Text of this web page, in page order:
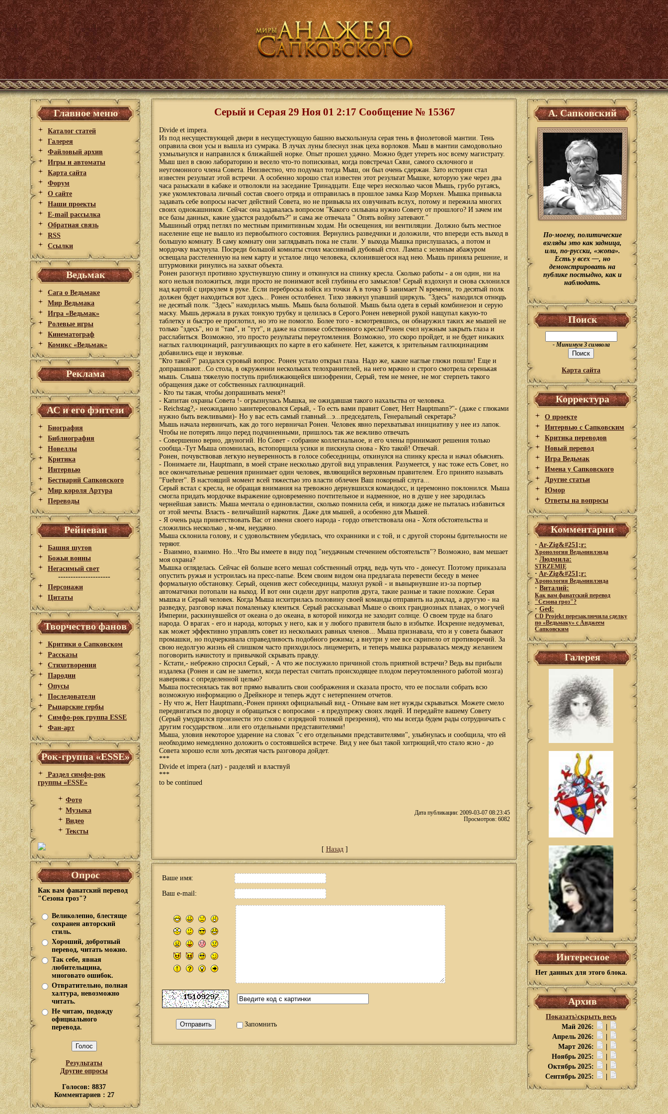
Главное меню
Каталог статей
Галерея
Файловый архив
Игры и автоматы
Карта сайта
Форум
О сайте
Наши проекты
E-mail рассылка
Обратная связь
RSS
Ссылки
Ведьмак
Сага о Ведьмаке
Мир Ведьмака
Игра «Ведьмак»
Ролевые игры
Кинематограф
Комикс «Ведьмак»
Реклама
АС и его фэнтези
Биография
Библиография
Новеллы
Критика
Интервью
Бестиарий Сапковского
Мир короля Артура
Переводы
Рейневан
Башня шутов
Божьи воины
Негасимый свет
---------------------
Персонажи
Цитаты
Творчество фанов
Критики о Сапковском
Рассказы
Стихотворения
Пародии
Опусы
Последователи
Рыцарские гербы
Симфо-рок группа ESSE
Фан-арт
Рок-группа «ESSE»
Раздел симфо-рок
группы «ESSE»
Фото
Музыка
Видео
Тексты
Опрос
Как вам фанатский перевод
"Сезона гроз"?
Великолепно, блестяще
сохранен авторский
стиль.
Хороший, добротный
перевод, читать можно.
Так себе, явная
любительщина,
многовато ошибок.
Отвратительно, полная
халтура, невозможно
читать.
Не читаю, подожду
официального
перевода.
Результаты
Другие опросы
Голосов: 8837
Комментариев : 27
Серый и Серая 29 Ноя 01 2:17 Cообщение № 15367
Divide et impera.
Из под несуществующей двери в несущестующую башню выскользнула серая тень в фиолетовой мантии. Тень
оправила свои усы и вышла из сумрака. В лучах луны блеснул знак цеха ворлоков. Мыш в мантии самодовольно
ухмыльнулся и направился к ближайшей норке. Опыт прошел удачно. Можно будет утереть нос всему магистрату.
Мыш шел в свою лабораторию и весело что-то попискивал, когда повстречал Скви, самого склочного и
неугомонного члена Совета. Неизвестно, что подумал тогда Мыш, он был очень сдержан. Зато истории стал
известен результат этой встречи. А особенно хорошо стал известен этот результат Мышке, которую уже через два
часа разыскали в кабаке и отволокли на заседание Тринадцати. Еще через несколько часов Мышь, грубо ругаясь,
уже укомлектовала личный состав своего отряда и отправилась в прошлое замка Каэр Морхен. Мышка привыкла
задавать себе вопросы насчет действий Совета, но не привыкла их озвучивать вслух, потому и пережила многих
своих однокашников. Сейчас она задавалась вопросом "Какого сильвана нужно Совету от прошлого? И зачем им
все базы данных, какие удастся раздобыть?" и сама же отвечала " Опять войну затевают."
Мышиный отряд петлял по местным примитивным ходам. Ни освещения, ни вентиляции. Должно быть местное
население еще не вышло из первобытного состояния. Вернулись разведчики и доложили, что впереди есть выход в
большую комнату. В саму комнату они заглядывать пока не стали. У выхода Мышка прислушалась, а потом и
мордочку высунула. Посреди большой комнаты стоял массивный дубовый стол. Лампа с зеленым абажуром
освещала расстеленную на нем карту и усталое лицо человека, склонившегося над нею. Мышь приняла решение, и
штурмовики ринулись на захват объекта.
Ронен разогнул противно хрустнувшую спину и откинулся на спинку кресла. Сколько работы - а он один, ни на
кого нельзя положиться, люди просто не понимают всей глубины его замыслов! Серый вздохнул и снова склонился
над картой с циркулем в руке. Если переброска войск из точки А в точку Б занимает N времени, то десятый полк
должен будет находиться вот здесь... Ронен остолбенел. Тихо звякнул упавший циркуль. "Здесь" находился отнюдь
не десятый полк. "Здесь" находилась мышь. Мышь была большой. Мышь была одета в серый комбинезон и серую
маску. Мышь держала в руках тонкую трубку и целилась в Серого.Ронен неверной рукой нащупал какую-то
таблетку и быстро ее проглотил, но это не помогло. Более того - всмотревшись, он обнаружил таких же мышей не
только "здесь", но и "там", и "тут", и даже на спинке собственного кресла!Ронен счел нужным закрыть глаза и
расслабиться. Возможно, это просто результаты переутомления. Возможно, это скоро пройдет, и не будет никаких
наглых галлюцинаций, разгуливающих по карте в его кабинете. Нет, кажется, к зрительным галлюцинациям
добавились еще и звуковые.
"Кто такой?" раздался суровый вопрос. Ронен устало открыл глаза. Надо же, какие наглые глюки пошли! Еще и
допрашивают...Со стола, в окружении нескольких телохранителей, на него мрачно и строго смотрела серенькая
мышь. Слыша тяжелую поступь приближающейся шизофрении, Серый, тем не менее, не мог стерпеть такого
обращения даже от собственных галлюцинаций.
- Кто ты такая, чтобы допрашивать меня?!
- Капитан охраны Совета !- огрызнулась Мышка, не ожидавшая такого нахальства от человека.
- Reichstag?,- неожиданно заинтересовался Серый, - То есть вами правит Совет, Нerr Hauptmann?"- (даже с глюками
нужно быть вежливыми)- Но у вас есть самый главный...э...председатель, Генеральный секретарь?
Мышь начала нервничать, как до того нервничал Ронен. Человек явно перехватывал инициативу у нее из лапок.
Чтобы не потерять лицо перед подчиненными, пришлось так же вежливо отвечать
- Совершенно верно, двуногий. Но Совет - собрание коллегиальное, и его члены принимают решения только
сообща.-Тут Мыша опомнилась, встопорщила усики и пискнула снова - Кто такой! Отвечай.
Ронен, почувствовав легкую неуверенность в голосе собеседницы, откинулся на спинку кресла и начал обьяснять.
- Понимаете ли, Hauptmann, в моей стране несколько другой вид управления. Разумеется, у нас тоже есть Совет, но
все окончательные решения принимает один человек, являющийся верховным правителем. Его принято называть
"Fuehrer". В настоящий момент всей тяжестью это власти облечен Ваш покорный слуга...
Серый встал с кресла, не обращая внимания на тревожно дернувшихся командосс, и церемонно поклонился. Мыша
смогла придать мордочке выражение одновременно почтительное и надменное, но в душе у нее зародилась
чернейшая зависть: Мыша мечтала о единовластии, сколько помнила себя, и никогда даже не пыталась избавиться
от этой мечты. Власть - величайший наркотик. Даже для мышей, а особенно для Мышей.
- Я очень рада приветствовать Вас от имени своего народа - гордо ответствовала она - Хотя обстоятельства и
сложились несколько , м-мм, неудачно.
Мыша склонила голову, и с удовольствием убедилась, что охранники и с той, и с другой стороны бдительности не
теряют.
- Взаимно, взаимно. Но...Что Вы имеете в виду под "неудачным стечением обстоятельств"? Возможно, вам мешает
моя охрана?
Мышка огляделась. Сейчас ей больше всего мешал собственный отряд, ведь чуть что - донесут. Поэтому приказала
опустить ружья и устроилась на пресс-папье. Всем своим видом она предлагала перевести беседу в менее
формальную обстановку. Серый, оценив жест собеседницы, махнул рукой - и вынырнувшие из-за портьер
автоматчики потопали на выход. И вот они сидели друг напротив друга, такие разные и такие похожие. Серая
мышка и Серый человек. Когда Мыша исхитрилась половину своей команды отправить на доклад, а другую - на
разведку, разговор начал помаленьку клеиться. Серый рассказывал Мыше о своих грандиозных планах, о могучей
Империи, раскинувшейся от океана о до океана, в которой никогда не заходит солнце. О своем труде на благо
народа. О врагах - его и народа, которых у него, как и у любого правителя было в избытке. Искренне недоумевал,
как может эффективно управлять совет из нескольких равных членов... Мыша признавала, что и у совета бывают
промашки, но подчеркивала справедливость подобного режима; а внутри у нее все скрипело от противоречий. За
свою недолгую жизнь ей слишком часто приходилось лицемерить, и теперь мышка разрывалась между желанием
поговорить начистоту и привычкой скрывать правду.
- Кстати,- небрежно спросил Серый, - А что же послужило причиной столь приятной встречи? Ведь вы прибыли
издалека (Ронен и сам не заметил, когда перестал считать происходящее плодом переутомленного работой мозга)
наверняка с определенной целью?
Мыша постеснялась так вот прямо вывалить свои соображения и сказала просто, что ее послали собрать всю
возможную информацию о Дрейкноре и теперь ждут с нетерпением отчетов.
- Ну что ж, Herr Hauptmann,-Ронен принял официальный вид - Отныне вам нет нужды скрываться. Можете смело
передвигаться по дворцу и обращаться с вопросами - я предупрежу своих людей. И передайте вашему Совету
(Серый умудрился произнести это слово с изрядной толикой презрения), что мы всегда будем рады сотрудничать с
другим государством...или его отдельными представителями!
Мыша, уловив некоторое ударение на словах "с его отдельными представителями", улыбнулась и сообщила, что ей
необходимо немедленно доложить о состоявшейся встрече. Вид у нее был такой хитрющий,что стало ясно - до
Совета хорошо если хоть десятая часть разговора дойдет.
***
Divide et impera (лат) - разделяй и властвуй
***
to be continued
Дата публикации: 2009-03-07 08:23:45
Просмотров: 6082
[ Назад]
Ваше имя:
Ваш e-mail:
Запомнить
А. Сапковский
По-моему, политические
взгляды это как задница,
или, по-русски, «жопа».
Есть у всех —, но
демонстрировать на
публике постыдно, как и
наблюдать.
Поиск
- Минимум 3 символа
Карта сайта
Корректура
О проекте
Интервью с Сапковским
Критика переводов
Новый перевод
Игра Ведьмак
Имена у Сапковского
Другие статьи
Юмор
Ответы на вопросы
Комментарии
· Ar-Zig&#251;r:
Хронология Ведьминлэнда
· Людмила:
STRZEMIĘ
· Ar-Zig&#251;r:
Хронология Ведьминлэнда
· Виталий:
Как вам фанатский перевод
"Сезона гроз"?
· Ged:
CD Projekt перезаключила сделку
по «Ведьмаку» с Анджеем
Сапковским
Галерея
Интересное
Нет данных для этого блока.
Архив
Показать\скрыть весь
Май 2026:
Апрель 2026:
Март 2026:
Ноябрь 2025:
Октябрь 2025:
Сентябрь 2025: